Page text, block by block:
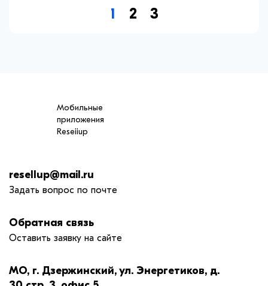
1 2 3
Мобильные
приложения
Reseiiup
resellup@mail.ru
Задать вопрос по почте
Обратная связь
Оставить заявку на сайте
МО, г. Дзержинский, ул. Энергетиков, д.